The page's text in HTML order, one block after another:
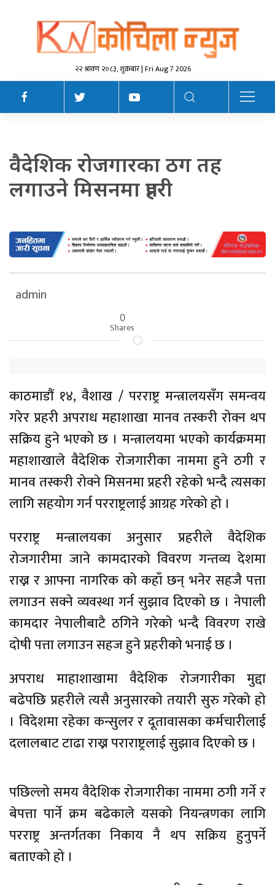
२२ श्रावण २०८३, शुक्रबार | Fri Aug 7 2026
वैदेशिक रोजगारका ठग तह
लगाउने मिसनमा प्रहरी
admin
0
Shares
काठमाडौं १४, वैशाख / परराष्ट्र मन्त्रालयसँग समन्वय
गरेर प्रहरी अपराध महाशाखा मानव तस्करी रोक्न थप
सक्रिय हुने भएको छ । मन्त्रालयमा भएको कार्यक्रममा
महाशाखाले वैदेशिक रोजगारीका नाममा हुने ठगी र
मानव तस्करी रोक्ने मिसनमा प्रहरी रहेको भन्दै त्यसका
लागि सहयोग गर्न परराष्ट्रलाई आग्रह गरेको हो ।
परराष्ट्र मन्त्रालयका अनुसार प्रहरीले वैदेशिक
रोजगारीमा जाने कामदारको विवरण गन्तव्य देशमा
राख्न र आफ्ना नागरिक को कहाँ छन् भनेर सहजै पत्ता
लगाउन सक्ने व्यवस्था गर्न सुझाव दिएको छ । नेपाली
कामदार नेपालीबाटै ठगिने गरेको भन्दै विवरण राखे
दोषी पत्ता लगाउन सहज हुने प्रहरीको भनाई छ ।
अपराध माहाशाखामा वैदेशिक रोजगारीका मुद्दा
बढेपछि प्रहरीले त्यसै अनुसारको तयारी सुरु गरेको हो
। विदेशमा रहेका कन्सुलर र दूतावासका कर्मचारीलाई
दलालबाट टाढा राख्न पराराष्ट्रलाई सुझाव दिएको छ ।
पछिल्लो समय वैदेशिक रोजगारीका नाममा ठगी गर्ने र
बेपत्ता पार्ने क्रम बढेकाले यसको नियन्त्रणका लागि
परराष्ट्र अन्तर्गतका निकाय नै थप सक्रिय हुनुपर्ने
बताएको हो ।